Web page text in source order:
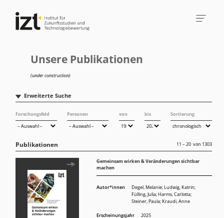
Unsere Publikationen
(under construction)
Erweiterte Suche
Forschungsfeld Personen von bis Sortierung
Publikationen 11 – 20 von 1303
Gemeinsam wirken & Veränderungen sichtbar
machen
Autor*innen Degel, Melanie;Ludwig, Katrin;
Fülling, Julia;Harms, Carlotta;
Steiner, Paula;Kraudi, Anne
Erscheinungsjahr 2025